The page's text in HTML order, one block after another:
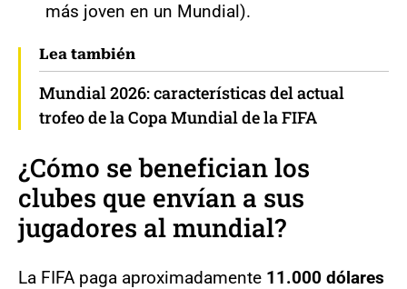
más joven en un Mundial).
Lea también
Mundial 2026: características del actual
trofeo de la Copa Mundial de la FIFA
¿Cómo se benefician los
clubes que envían a sus
jugadores al mundial?
La FIFA paga aproximadamente 11.000 dólares